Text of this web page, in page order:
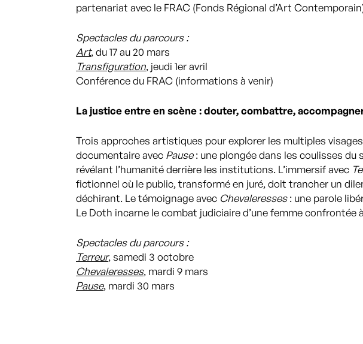
partenariat avec le FRAC (Fonds Régional d’Art
Spectacles du parcours :
Art, du 17 au 20 mars
Transfiguration, jeudi 1er avril
Conférence du FRAC (informations à venir)
La justice entre en scène : douter, combattre,
Trois approches artistiques pour explorer les multiples
documentaire avec Pause: une plongée dans les coulisses du
révélant l’humanité derrière les institutions. L’immersif avec
fictionnel où le public, transformé en juré, doit trancher un
déchirant. Le témoignage avec Chevaleresses: une parole
Le Doth incarne le combat judiciaire d’une femme confrontée
Spectacles du parcours :
Terreur, samedi 3 octobre
Chevaleresses, mardi 9 mars
Pause, mardi 30 mars